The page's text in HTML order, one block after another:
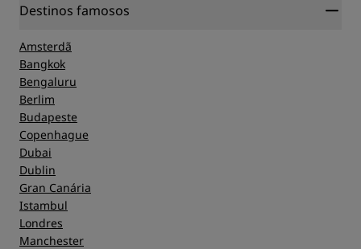
Destinos famosos
Amsterdã
Bangkok
Bengaluru
Berlim
Budapeste
Copenhague
Dubai
Dublin
Gran Canária
Istambul
Londres
Manchester